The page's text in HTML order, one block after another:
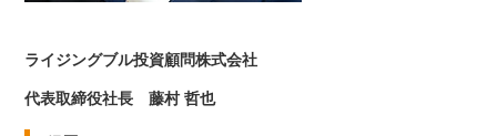
ライジングブル投資顧問株式会社
代表取締役社長 藤村 哲也